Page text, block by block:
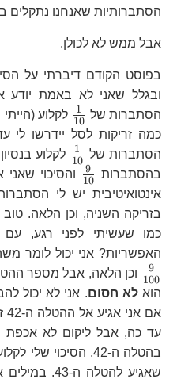
הסתברותיות שאנחנו נתקלים
אבל ממש לא לכולן.
בפוסט הקודם דיברתי על
ובגלל שאני לא באמת יודע
הסתברות של 10
1
לקלוע
כמה זריקות לסל יידרשו לי
הסתברות של 10
1
לקלוע
בהסתברות 10
9 והסיכוי
{10}
אינטואיטיבית יש לי
\frac{9}
{100}
בזריקה השניה, וכן הלאה.
כמו שעשיתי לפני רגע, עם
X
האפשריות? אני יכול לומר
{10}
100
9
וכן הלאה, אבל מספר
הואלא חסום
עד כה, אבל ליקום לא
בהטלה ה-42, הסיכוי שלי לקלוע יהיה רק\frac{1}
{10}
שאגיע להטלה